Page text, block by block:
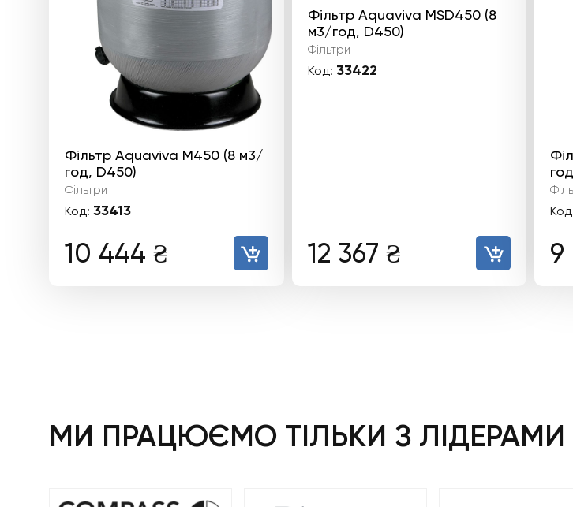
Фільтр Aquaviva M450 (8 м3/
год, D450)
Фільтри
Код: 33413
10 444 ₴
Фільтр Aquaviva MSD450 (8
м3/год, D450)
Фільтри
Код: 33422
12 367 ₴ 9
МИ ПРАЦЮЄМО ТІЛЬКИ З ЛІДЕРАМИ